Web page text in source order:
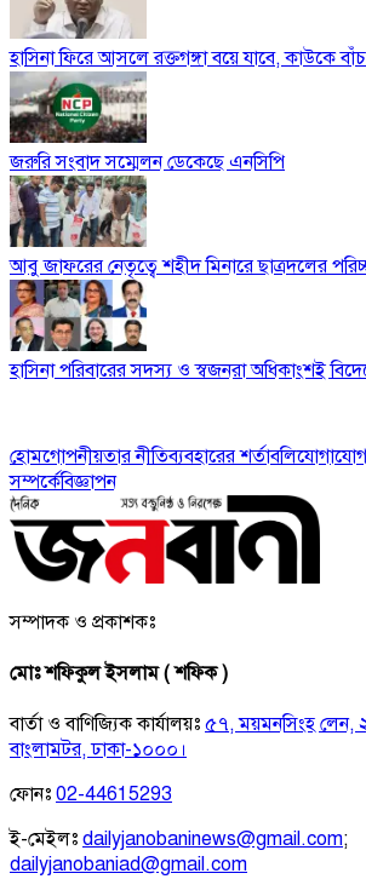
হাসিনা ফিরে আসলে রক্তগঙ্গা বয়ে যাবে, কাউকে
জরুরি সংবাদ সম্মেলন ডেকেছে এনসিপি
আবু জাফরের নেতৃত্বে শহীদ মিনারে ছাত্রদলের
হাসিনা পরিবারের সদস্য ও স্বজনরা অধিকাংশই
হোমগোপনীয়তার নীতিব্যবহারের শর্তাবলিযোগাযোগ
সম্পর্কেবিজ্ঞাপন
সম্পাদক ও প্রকাশকঃ
মোঃ শফিকুল ইসলাম ( শফিক )
বার্তা ও বাণিজ্যিক কার্যালয়ঃ ৫৭, ময়মনসিংহ লেন,
বাংলামটর, ঢাকা-১০০০।
ফোনঃ 02-44615293
ই-মেইলঃ dailyjanobaninews@gmail.com;
dailyjanobaniad@gmail.com